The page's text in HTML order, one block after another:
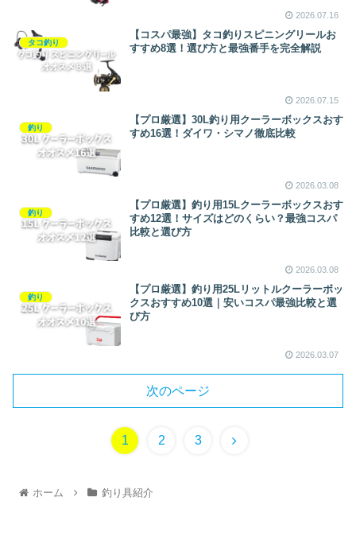
2026.07.16
タコ釣り
【コスパ最強】タコ釣りスピニングリールお
すすめ8選！選び方と最強番手を完全解説
2026.07.15
釣り
【プロ厳選】30L釣り用クーラーボックスおす
すめ16選！ダイワ・シマノ徹底比較
2026.03.08
釣り
【プロ厳選】釣り用15Lクーラーボックスおす
すめ12選！サイズはどのくらい？最強コスパ
比較と選び方
2026.03.08
釣り
【プロ厳選】釣り用25Lリットルクーラーボッ
クスおすすめ10選｜安いコスパ最強比較と選
び方
2026.03.07
次のページ
1 2 3
ホーム 釣り具紹介